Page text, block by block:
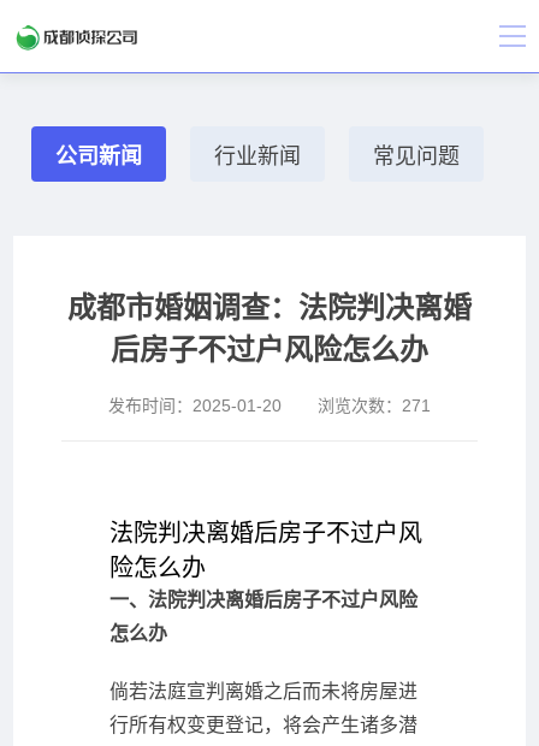
公司新闻 行业新闻 常见问题
成都市婚姻调查：法院判决离婚
后房子不过户风险怎么办
发布时间： 2025-01-20 浏览次数： 271
法院判决离婚后房子不过户风
险怎么办
一、法院判决离婚后房子不过户风险
怎么办
倘若法庭宣判离婚之后而未将房屋进
行所有权变更登记，将会产生诸多潜